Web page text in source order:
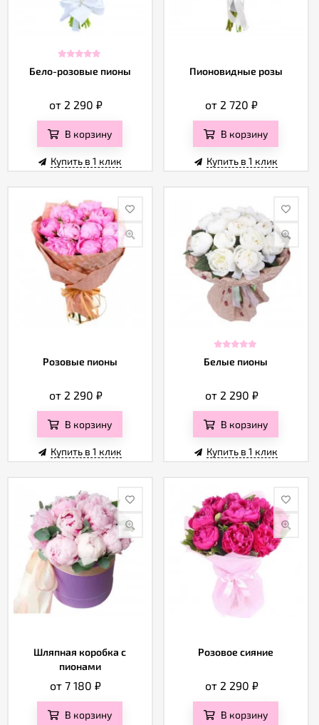
Бело-розовые пионы
от 2 290 ₽
В корзину
Купить в 1 клик
Пионовидные розы
от 2 720₽
В корзину
Купить в 1 клик
Розовые пионы
от 2 290 ₽
В корзину
Купить в 1 клик
Белые пионы
от 2 290 ₽
В корзину
Купить в 1 клик
Шляпная коробка с
пионами
от 7 180₽
В корзину
Розовое сияние
от 2 290 ₽
В корзину